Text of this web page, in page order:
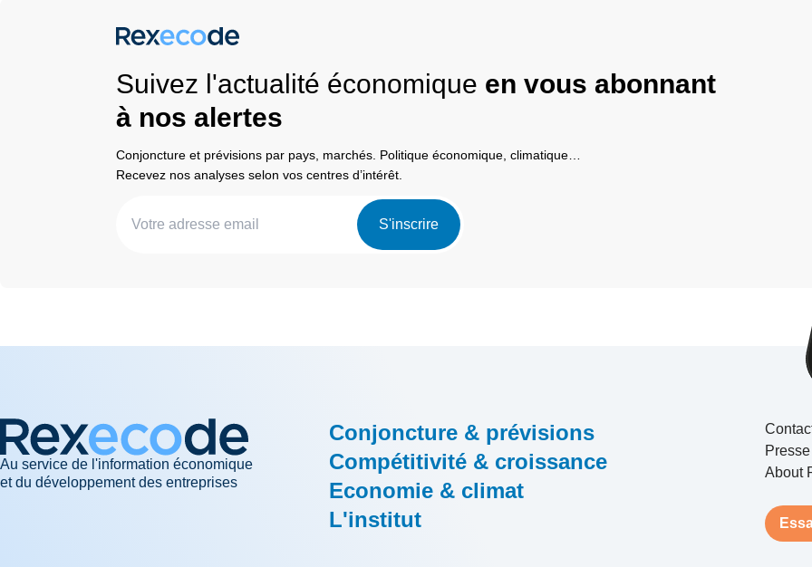
Suivez l'actualité économique en vous abonnant
à nos alertes
Conjoncture et prévisions par pays, marchés. Politique économique, climatique…
Recevez nos analyses selon vos centres d’intérêt.
S'inscrire
Au service de l'information économique
et du développement des entreprises
Conjoncture & prévisions
Compétitivité & croissance
Economie & climat
L'institut
Presse
About